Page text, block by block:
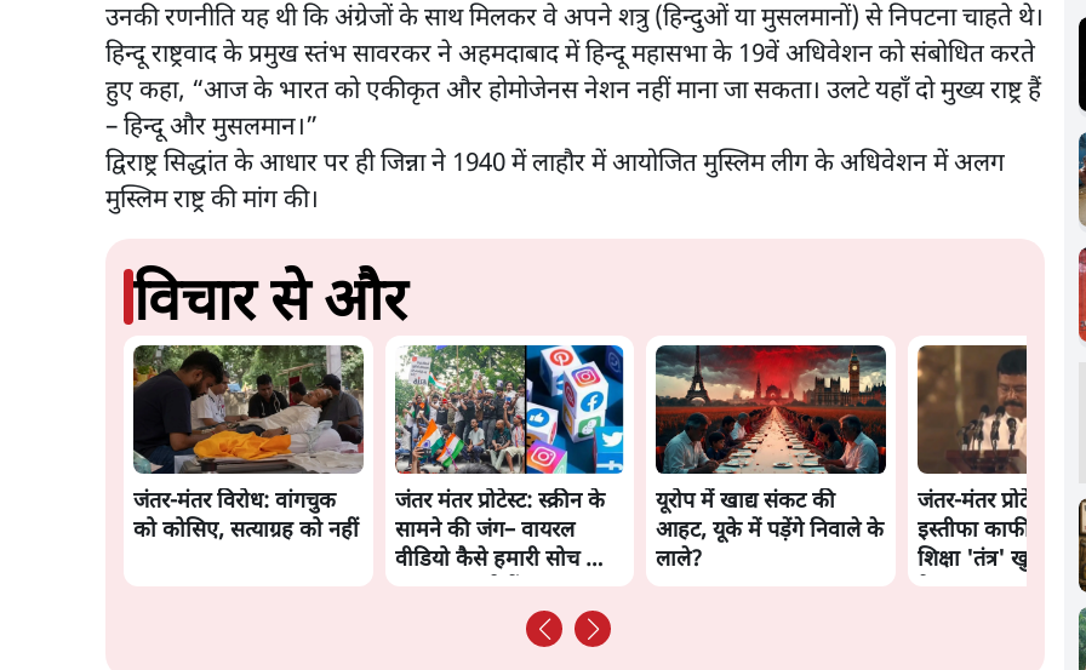
उनकी रणनीति यह थी कि अंग्रेजों के साथ मिलकर वे अपने शत्रु (हिन्दुओं या मुसलमानों) से निपटना चाहते थे।
हिन्दू राष्ट्रवाद के प्रमुख स्तंभ सावरकर ने अहमदाबाद में हिन्दू महासभा के 19वें अधिवेशन को संबोधित करते
हुए कहा, “आज के भारत को एकीकृत और होमोजेनस नेशन नहीं माना जा सकता। उलटे यहाँ दो मुख्य राष्ट्र हैं
– हिन्दू और मुसलमान।”
द्विराष्ट्र सिद्धांत के आधार पर ही जिन्ना ने 1940 में लाहौर में आयोजित मुस्लिम लीग के अधिवेशन में अलग
मुस्लिम राष्ट्र की मांग की।
विचार से और
जंतर-मंतर विरोध: वांगचुक
को कोसिए, सत्याग्रह को नहीं
जंतर मंतर प्रोटेस्ट: स्क्रीन के
सामने की जंग– वायरल
वीडियो कैसे हमारी सोच को
यूरोप में खाद्य संकट की
आहट, यूके में पड़ेंगे निवाले के
लाले?
जंतर-मंतर प्रोटेस्ट:
इस्तीफा काफी नहीं,
शिक्षा 'तंत्र' खुद एक